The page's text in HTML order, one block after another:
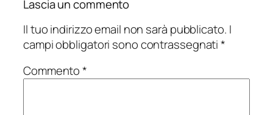
Lascia un commento
Il tuo indirizzo email non sarà pubblicato. I
campi obbligatori sono contrassegnati*
Commento*